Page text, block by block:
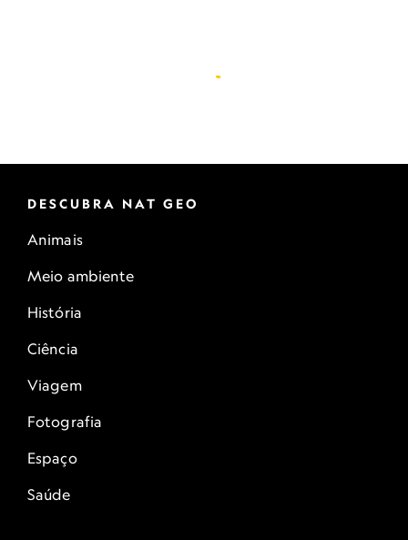
DESCUBRA NAT GEO
Animais
Meio ambiente
História
Ciência
Viagem
Fotografia
Espaço
Saúde